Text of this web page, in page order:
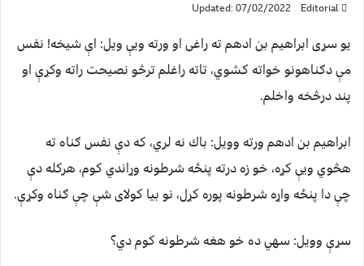
Editorial
Updated: 07/02/2022
يو سړى ابراهيم بن ادهم ته راغى او ورته ويې ويل: اې شيخه! نفس
مې دګناهونو خواته كشوي، تاته راغلم ترڅو نصيحت راته وكړې او
پند درڅخه واخلم.
ابراهيم بن ادهم ورته وويل: باك نه لري، كه دې نفس ګناه ته
هڅوي ويې كړه، خو زه درته پنځه شرطونه وړاندي كوم، هركله دې
چې دا پنځه واړه شرطونه پوره كړل، نو بيا كولاى شې چې ګناه وكړې.
سړې وويل: سهي ده خو هغه شرطونه كوم دي؟